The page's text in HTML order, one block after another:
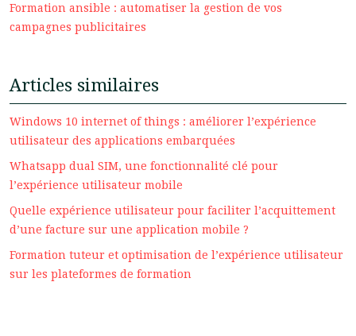
Formation ansible : automatiser la gestion de vos
campagnes publicitaires
Articles similaires
Windows 10 internet of things : améliorer l’expérience
utilisateur des applications embarquées
Whatsapp dual SIM, une fonctionnalité clé pour
l’expérience utilisateur mobile
Quelle expérience utilisateur pour faciliter l’acquittement
d’une facture sur une application mobile ?
Formation tuteur et optimisation de l’expérience utilisateur
sur les plateformes de formation